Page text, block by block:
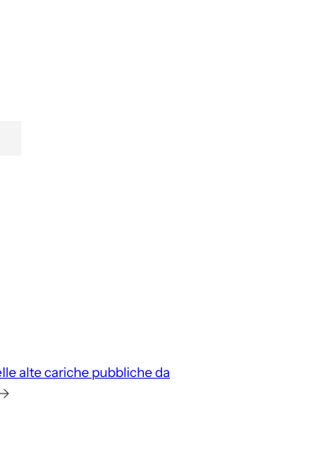
alte cariche pubbliche da
→